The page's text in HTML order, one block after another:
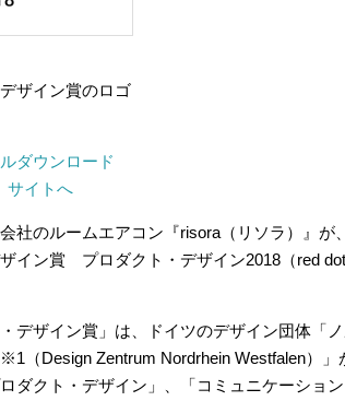
ザイン賞のロゴ
ダウンロード
サイトへ
社のルームエアコン『risora（リソラ）』
イン賞 プロダクト・デザイン2018（red
・デザイン賞」は、ドイツのデザイン団体「
（Design Zentrum Nordrhein Westfalen）
ダクト・デザイン」、「コミュニケーショ